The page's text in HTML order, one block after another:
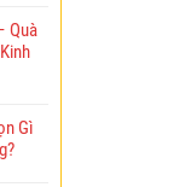
Quà
Gì